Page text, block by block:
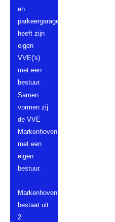
en
parkeergarage
heeft zijn
eigen
VVE('s)
met een
bestuur.
Samen
vormen zij
de VVE
Markenhoven,
met een
eigen
bestuur.
Markenhoven
bestaat uit
2